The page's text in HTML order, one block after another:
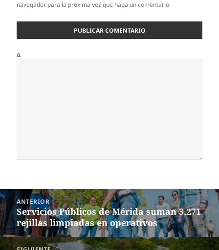
navegador para la próxima vez que haga un comentario.
Δ
Navegación
de
entradas
ANTERIOR
Entrada
anterior:
Servicios Públicos de Mérida suman 3,271
rejillas limpiadas en operativos